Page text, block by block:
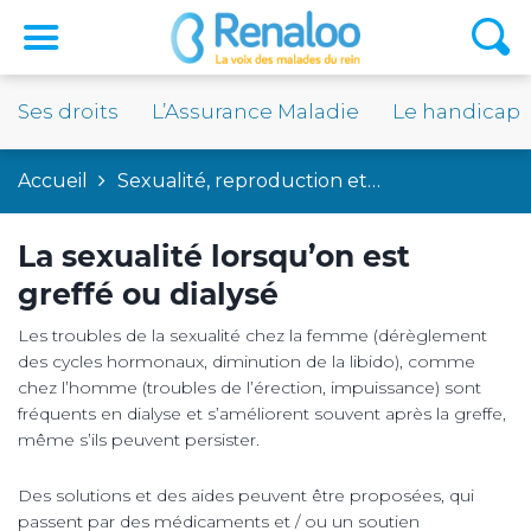
Ses droits L’Assurance Maladie Le handicap
Accueil Sexualité, reproduction et…
La sexualité lorsqu’on est
greffé ou dialysé
Les troubles de la sexualité chez la femme (dérèglement
des cycles hormonaux, diminution de la libido), comme
chez l’homme (troubles de l’érection, impuissance) sont
fréquents en dialyse et s’améliorent souvent après la greffe,
même s’ils peuvent persister.
Des solutions et des aides peuvent être proposées, qui
passent par des médicaments et / ou un soutien